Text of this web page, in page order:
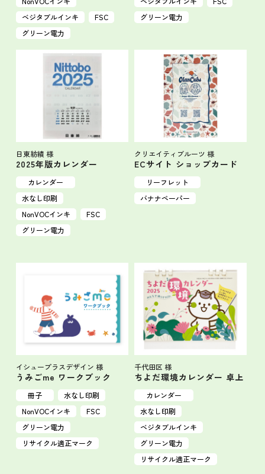
ベジタブルインキ
FSC
グリーン電力
グリーン電力
日東紡績 様
2025年版カレンダー
カレンダー
水なし印刷
NonVOCインキ
FSC
グリーン電力
クリエイティブルーツ 様
ECサイト ショップカード
リーフレット
バナナペーパー
イシュープラスデザイン 様
うみごme ワークブック
冊子
水なし印刷
NonVOCインキ
FSC
グリーン電力
リサイクル適正マーク
千代田区 様
ちよだ環境カレンダー 卓上
カレンダー
水なし印刷
ベジタブルインキ
グリーン電力
リサイクル適正マーク